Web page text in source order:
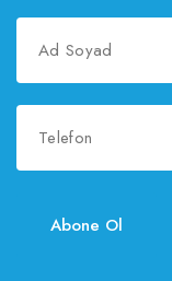
Abone Ol